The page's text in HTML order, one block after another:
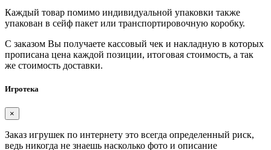
Каждый товар помимо индивидуальной упаковки также
упакован в сейф пакет или транспортировочную коробку.
С заказом Вы получаете кассовый чек и накладную в которых
прописана цена каждой позиции, итоговая стоимость, а так
же стоимость доставки.
Игротека
×
Заказ игрушек по интернету это всегда определенный риск,
ведь никогда не знаешь насколько фото и описание